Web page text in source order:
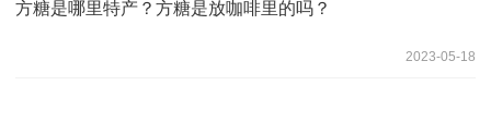
方糖是哪里特产？方糖是放咖啡里的吗？
2023-05-18